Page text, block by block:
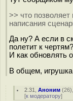
>> что
написания
Да ну? А если в
полетит к чертям?
И как обновлять
В общем,
2.31 ,Аноним (26
[к модератору]